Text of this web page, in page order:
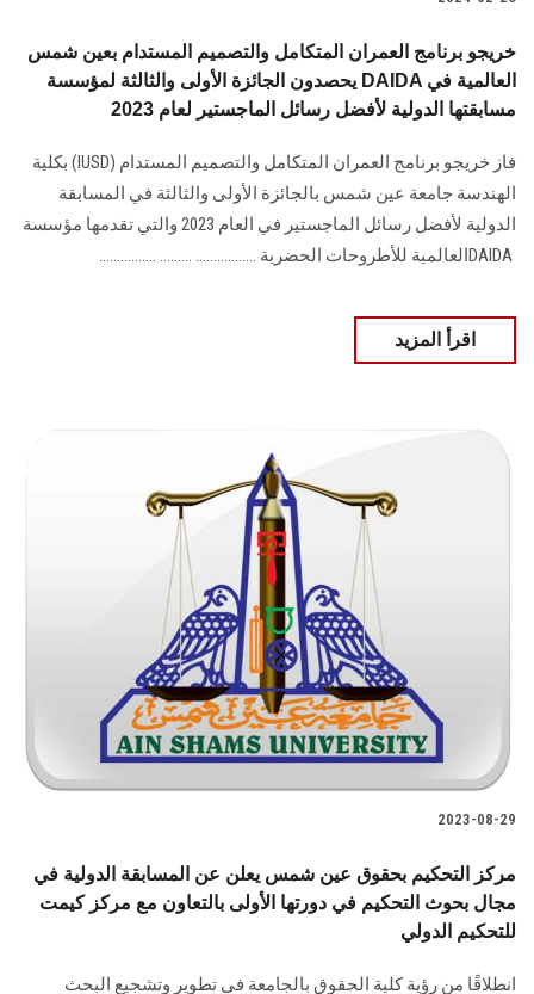
خريجو برنامج العمران المتكامل والتصميم المستدام بعين شمس
يحصدون الجائزة الأولى والثالثة لمؤسسة DAIDA العالمية في
مسابقتها الدولية لأفضل رسائل الماجستير لعام 2023
فاز خريجو برنامج العمران المتكامل والتصميم المستدام‎ (IUSD) ‎بكلية
الهندسة جامعة عين ‏شمس بالجائزة الأولى والثالثة في المسابقة
DAIDA ‎العالمية للأطروحات الحضرية‎ ................. ......... ................
اقرأ المزيد
2023-08-29
مركز التحكيم بحقوق عين شمس يعلن عن المسابقة الدولية في
مجال بحوث التحكيم في دورتها الأولى بالتعاون مع مركز كيمت
للتحكيم الدولي
انطلاقًا من رؤية كلية الحقوق بالجامعة في تطوير وتشجيع البحث